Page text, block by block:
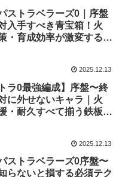
ストラベラーズ0｜序盤
入手すべき青宝箱！火
・育成効率が激変する必
2025.12.13
ラ0最強編成】序盤〜終
に外せないキャラ｜火
・耐久すべて揃う鉄板パ
2025.12.13
ストラベラーズ0序盤〜
らないと損する必須テク